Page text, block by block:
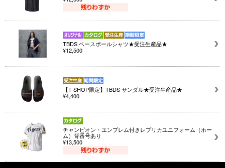
TBDS ベースボールシャツ★受注生産品★
¥12,500
【T-SHOP限定】TBDS サンダル★受注生産品★
¥4,400
チャンピオン・エンブレム付きレプリカユニフォーム（ホー
ム）背番号あり
¥13,500